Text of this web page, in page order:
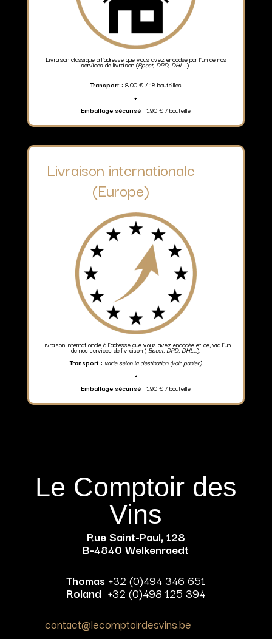
Livraison classique à l’adresse que vous avez encodée par l’un de nos
services de livraison (Bpost, DPD, DHL…).
Transport : 8.00 € / 18 bouteilles
+
Emballage sécurisé :1.90 € / bouteille
Livraison internationale
(Europe)
Livraison internationale à l’adresse que vous avez encodée et ce, via l’un
de nos services de livraison (Bpost, DPD, DHL…).
Transport : varie selon la destination (voir panier)
+
Emballage sécurisé :1.90 € / bouteille
Le Comptoir des
Vins
Rue Saint-Paul, 128
B-4840 Welkenraedt
Thomas +32 (0)494 346 651
Roland +32 (0)498 125 394
contact@lecomptoirdesvins.be